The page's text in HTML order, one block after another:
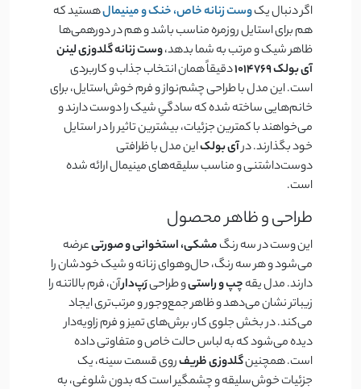
اگر دنبال یکوست زنانه خاص، خنک و مینیمالهستید که
هم برای استایل روزمره مناسب باشد و هم در دورهمی‌ها
ظاهر شیک و مرتب به شما بدهد،وست زنانه گلدوزی لینن
آی بولک 1014769
دقیقاً همان انتخاب جذاب و کاربردی
است. این مدل با طراحی چشم‌نواز و فرم خوش‌استایل، برای
خانم‌هایی ساخته شده که سادگیِ شیک را دوست دارند و
می‌خواهند با کمترین جزئیات، بیشترین تاثیر را در استایل
خود بگذارند. درآی بولکاین مدل با ظرافتی
دوست‌داشتنی و مناسب سلیقه‌های مینیمال ارائه شده
است.
طراحی و ظاهر محصول
این وست در سه رنگمشکی، استخوانی و صورتیعرضه
می‌شود و هر سه رنگ، حال‌وهوای زنانه و شیک خودشان را
دارند. مدل یقهچپ و راستیو طراحیرَپ‌دارآن، فرم بالاتنه را
زیباتر نشان می‌دهد و ظاهر جمع‌وجور و مرتب‌تری ایجاد
می‌کند. در بخش جلوی کار، برش‌های تمیز و فرم زاویه‌دار
دیده می‌شود که به لباس حالت خاص و متفاوتی داده
است. همچنینگلدوزی ظریفروی قسمت سینه، یک
جزئیات خوش‌سلیقه و چشمگیر است که بدون شلوغی، به